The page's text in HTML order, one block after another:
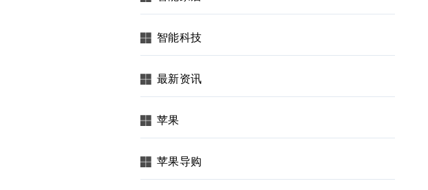
智能科技
最新资讯
苹果
苹果导购